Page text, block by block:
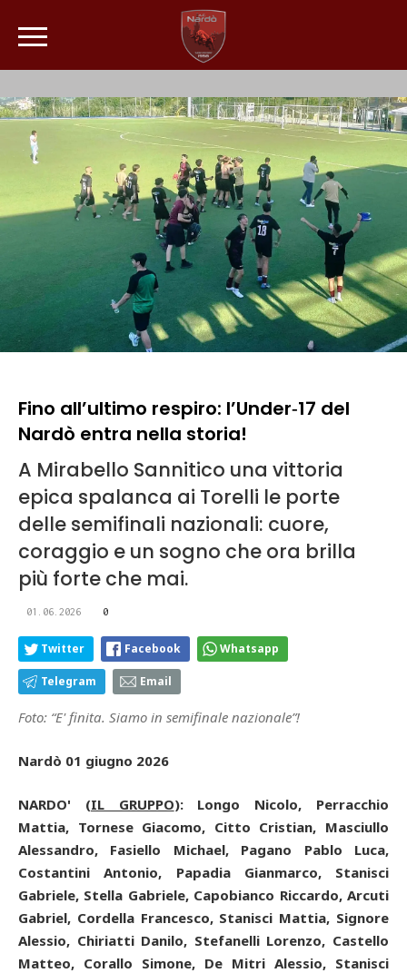
Fino all’ultimo respiro: l’Under‑17 del
Nardò entra nella storia!
A Mirabello Sannitico una vittoria
epica spalanca ai Torelli le porte
delle semifinali nazionali: cuore,
coraggio e un sogno che ora brilla
più forte che mai.
01.06.2026 0
Twitter Facebook Whatsapp
Telegram Email
Foto: “E' finita. Siamo in semifinale nazionale”!
Nardò 01 giugno 2026
NARDO' (IL GRUPPO): Longo Nicolo, Perracchio
Mattia, Tornese Giacomo, Citto Cristian, Masciullo
Alessandro, Fasiello Michael, Pagano Pablo Luca,
Costantini Antonio, Papadia Gianmarco, Stanisci
Gabriele, Stella Gabriele, Capobianco Riccardo, Arcuti
Gabriel, Cordella Francesco, Stanisci Mattia, Signore
Alessio, Chiriatti Danilo, Stefanelli Lorenzo, Castello
Matteo, Corallo Simone, De Mitri Alessio, Stanisci